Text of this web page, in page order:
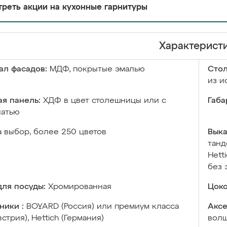
акции на кухонные гарнитуры
фасадов: МДФ, покрытые эмалью
из
панель: ХДФ в цвет столешницы или с
выбор, более 250 цветов
без
посуды: Хромированная
: BOYARD (Россия) или премиум класса
Hettich (Германия)